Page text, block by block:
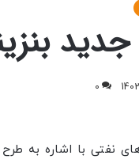
0
نفتی با اشاره به طرح